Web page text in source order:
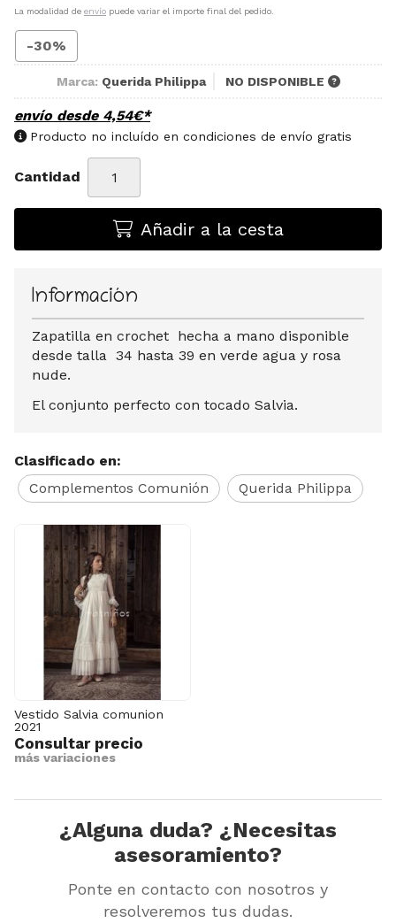
La modalidad de envío puede variar el importe final del pedido.
-30%
Marca: Querida Philippa NO DISPONIBLE
envío desde 4,54€*
Producto no incluído en condiciones de envío gratis
Cantidad
Añadir a la cesta
Información
Zapatilla en crochet hecha a mano disponible
desde talla 34 hasta 39 en verde agua y rosa
nude.
El conjunto perfecto con tocado Salvia.
Clasificado en:
Complementos Comunión
Querida Philippa
Vestido Salvia comunion
2021
Consultar precio
más variaciones
¿Alguna duda? ¿Necesitas
asesoramiento?
Ponte en contacto con nosotros y
resolveremos tus dudas.